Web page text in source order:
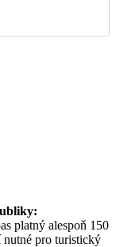
platný alespoň 150
nutné pro turistický